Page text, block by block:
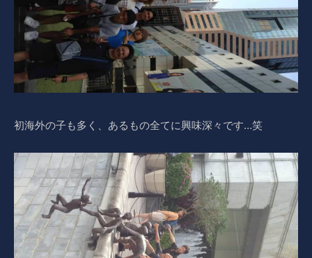
初海外の子も多く、あるもの全てに興味深々です…笑